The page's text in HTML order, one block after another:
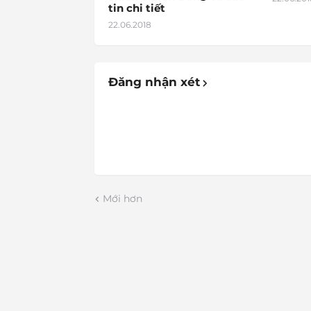
tin chi tiết
22.06.2018
Đăng nhận xét
Mới hơn